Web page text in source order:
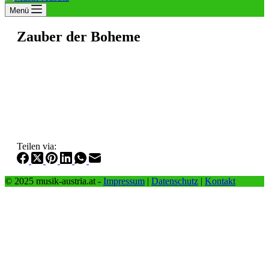
Menü
Zauber der Boheme
Teilen via:
© 2025 musik-austria.at - Impressum | Datenschutz | Kontakt